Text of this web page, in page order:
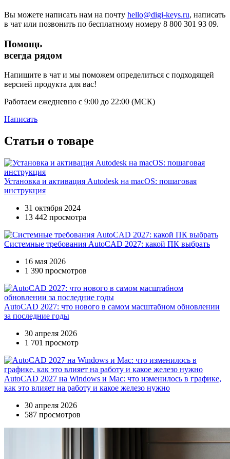
Вы можете написать нам на почту hello@digi-keys.ru, написать
в чат или позвонить по бесплатному номеру 8 800 301 93 09.
Помощь
всегда рядом
Напишите в чат и мы поможем определиться с подходящей
версией продукта для вас!
Работаем ежедневно с 9:00 до 22:00 (МСК)
Написать
Статьи о товаре
Установка и активация Autodesk на macOS: пошаговая
инструкция
31 октября 2024
13 442 просмотра
Системные требования AutoCAD 2027: какой ПК выбрать
16 мая 2026
1 390 просмотров
AutoCAD 2027: что нового в самом масштабном обновлении
за последние годы
30 апреля 2026
1 701 просмотр
AutoCAD 2027 на Windows и Mac: что изменилось в графике,
как это влияет на работу и какое железо нужно
30 апреля 2026
587 просмотров